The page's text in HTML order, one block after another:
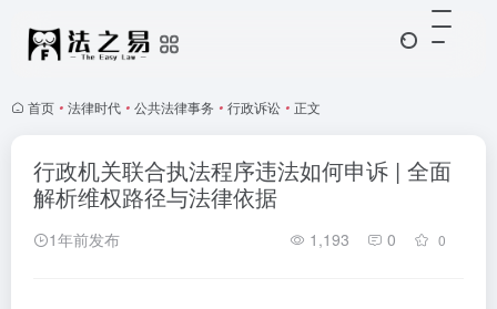
首页 • 法律时代 • 公共法律事务 • 行政诉讼 • 正文
行政机关联合执法程序违法如何申诉 | 全面
解析维权路径与法律依据
1年前发布 1,193 0 0